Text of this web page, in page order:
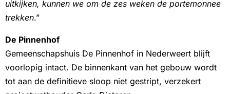
uitkijken, kunnen we om de zes weken de portemonnee
trekken.”
De Pinnenhof
Gemeenschapshuis De Pinnenhof in Nederweert blijft
voorlopig intact. De binnenkant van het gebouw wordt
tot aan de definitieve sloop niet gestript, verzekert